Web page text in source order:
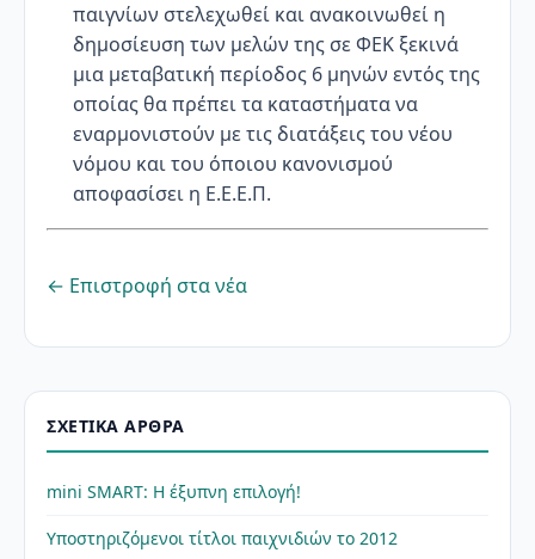
παιγνίων στελεχωθεί και ανακοινωθεί η
δημοσίευση των μελών της σε ΦΕΚ ξεκινά
μια μεταβατική περίοδος 6 μηνών εντός της
οποίας θα πρέπει τα καταστήματα να
εναρμονιστούν με τις διατάξεις του νέου
νόμου και του όποιου κανονισμού
αποφασίσει η Ε.Ε.Ε.Π.
← Επιστροφή στα νέα
ΣΧΕΤΙΚΆ ΆΡΘΡΑ
mini SMART: Η έξυπνη επιλογή!
Υποστηριζόμενοι τίτλοι παιχνιδιών το 2012